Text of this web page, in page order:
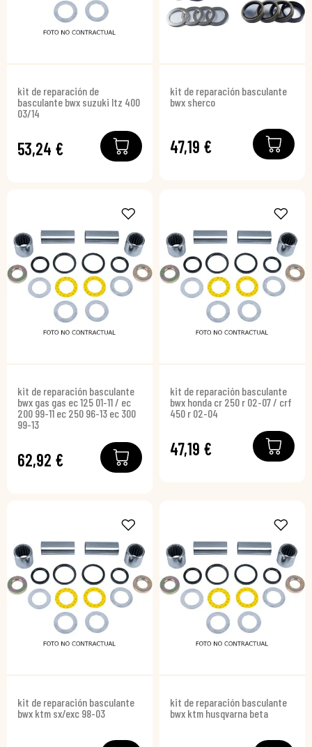
kit de reparación de
basculante bwx suzuki ltz 400
03/14
53,24 €
kit de reparación basculante
bwx sherco
47,19 €
kit de reparación basculante
bwx gas gas ec 125 01-11 / ec
200 99-11 ec 250 96-13 ec 300
99-13
62,92 €
kit de reparación basculante
bwx honda cr 250 r 02-07 / crf
450 r 02-04
47,19 €
kit de reparación basculante
bwx ktm sx/exc 98-03
kit de reparación basculante
bwx ktm husqvarna beta